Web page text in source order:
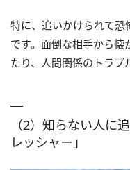
特に、追いかけられて
です。面倒な相手から懐
たり、人間関係のトラブ
（2）知らない人に
レッシャー」